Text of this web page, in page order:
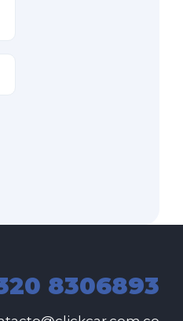
8306893